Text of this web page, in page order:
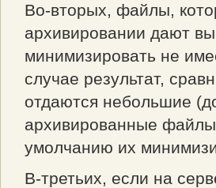
Во-вторых, файлы,
архивировании дают
минимизировать не
случае результат,
отдаются небольшие
архивированные
умолчанию их
В-третьих, если на